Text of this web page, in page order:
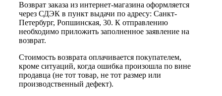
Возврат заказа из интернет-магазина оформляется
через СДЭК в пункт выдачи по адресу: Санкт-
Петербург, Ропшинская, 30. К отправлению
необходимо приложить заполненное заявление на
возврат.
Стоимость возврата оплачивается покупателем,
кроме ситуаций, когда ошибка произошла по вине
продавца (не тот товар, не тот размер или
производственный дефект).